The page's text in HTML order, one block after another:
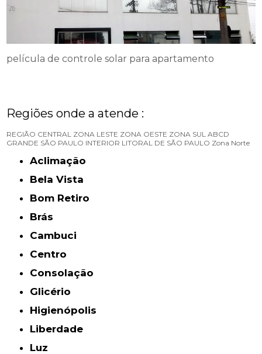
película de controle solar para apartamento
Regiões onde a atende :
REGIÃO CENTRAL ZONA LESTE ZONA OESTE ZONA SUL ABCD
GRANDE SÃO PAULO INTERIOR LITORAL DE SÃO PAULO Zona Norte
Aclimação
Bela Vista
Bom Retiro
Brás
Cambuci
Centro
Consolação
Glicério
Higienópolis
Liberdade
Luz